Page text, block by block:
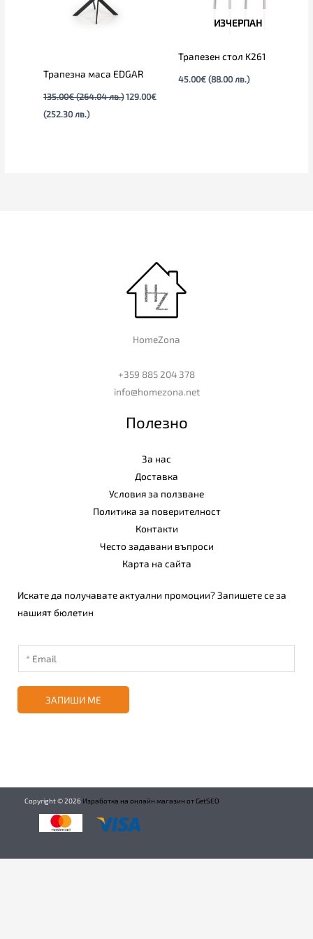
Трапезна маса EDGAR
135.00€ (264.04 лв.) 129.00€
(252.30 лв.)
ИЗЧЕРПАН
Трапезен стол K261
45.00€ (88.00 лв.)
HomeZona
+359 885 204 378
info@homezona.net
Полезно
За нас
Доставка
Условия за ползване
Политика за поверителност
Контакти
Често задавани въпроси
Карта на сайта
Искате да получавате актуални промоции? Запишете се за
нашият бюлетин
ЗАПИШИ МЕ
Copyright ©2026 Изработка на онлайн магазин от GetSEO